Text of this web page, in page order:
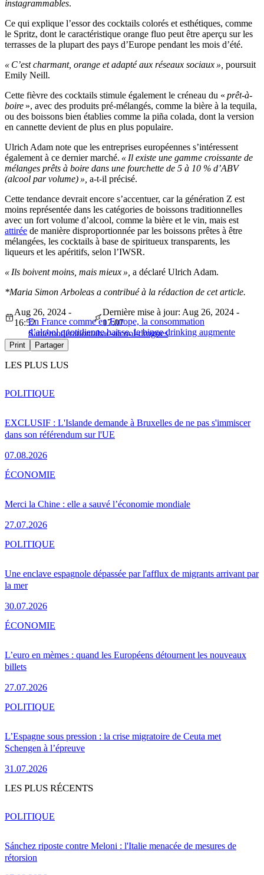
instagrammables.
Ce qui explique l’essor des cocktails colorés et esthétiques, comme
le Spritz, dont le caractéristique orange fluo peut être aperçu sur les
terrasses de la plupart des pays d’Europe pendant les mois d’été.
« C’est charmant, orange et adapté aux réseaux sociaux », poursuit
Emily Neill.
Cette fièvre des cocktails stimule également le créneau du « prêt-à-
boire », avec des produits pré-mélangés, comme la bière à la tequila,
ou des boissons bien établies comme la piña colada, dont la version
en cannette devient de plus en plus populaire.
Ulrich Adam note que les entreprises européennes s’intéressent
également à ce dernier marché. « Il existe une gamme croissante de
mélanges prêts à boire dans une fourchette de 5 à 10 % d’ABV
(alcool par volume) », a-t-il précisé.
Cette tendance devrait encore s’accentuer, car la génération Z est
moins représentée dans les catégories de boissons traditionnelles
avec un fort volume d’alcool, comme la bière et le vin, mais est
attirée de manière disproportionnée par les boissons prêtes à être
mélangées, les cocktails à base de spiritueux transparents, les
liqueurs et les apéritifs, selon l’IWSR.
« Ils boivent moins, mais mieux », a déclaré Ulrich Adam.
*Maria Simon Arboleas a contribué à la rédaction de cet article.
En France comme en Europe, la consommation
d’alcool quotidienne baisse, le binge drinking augmente
Aug 26, 2024 -
16:52
Dernière mise à jour: Aug 26, 2024 -
17:07
Santémodérationtabac-alcool-drogues
Print Partager
LES PLUS LUS
EXCLUSIF : L'Islande demande à Bruxelles de ne pas s'immiscer
dans son référendum sur l'UE
07.08.2026
POLITIQUE
Merci la Chine : elle a sauvé l’économie mondiale
27.07.2026
ÉCONOMIE
Une enclave espagnole dépassée par l'afflux de migrants arrivant par
la mer
30.07.2026
POLITIQUE
L’euro en mèmes : quand les Européens détournent les nouveaux
billets
27.07.2026
ÉCONOMIE
L’Espagne sous pression : la crise migratoire de Ceuta met
Schengen à l’épreuve
31.07.2026
POLITIQUE
LES PLUS RÉCENTS
Sánchez riposte contre Meloni : l'Italie menacée de mesures de
rétorsion
POLITIQUE